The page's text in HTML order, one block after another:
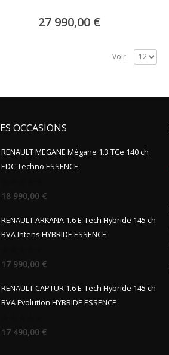
27 990,00 €
Voir:
OCCASIONS
RENAULT MEGANE Mégane 1.3 TCe 140 ch
EDC Techno ESSENCE
0
out
18 990,00 €
RENAULT ARKANA 1.6 E-Tech Hybride 145 ch
BVA Intens HYBRIDE ESSENCE
0
out
17 990,00 €
RENAULT CAPTUR 1.6 E-Tech Hybride 145 ch
BVA Evolution HYBRIDE ESSENCE
0
out
17 490,00 €